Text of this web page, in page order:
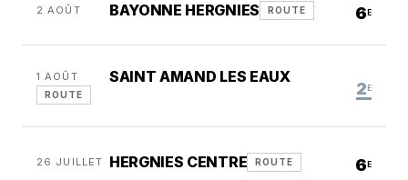
2 AOÛT BAYONNE HERGNIES ROUTE 6 E
1 AOÛT SAINT AMAND LES EAUX
ROUTE 2 E
26 JUILLET HERGNIES CENTRE ROUTE 6 E